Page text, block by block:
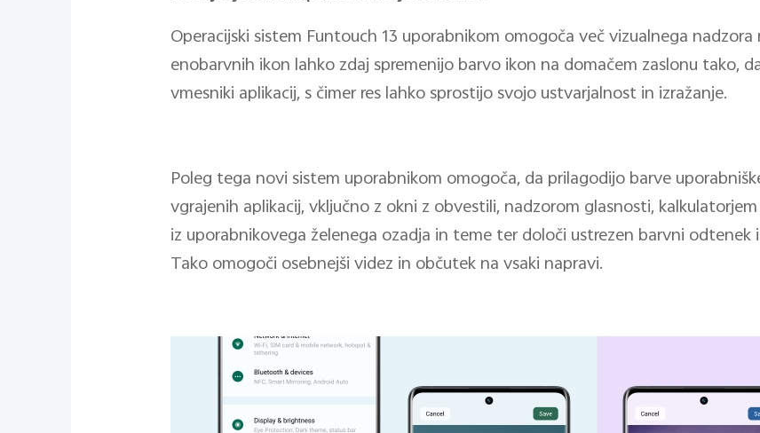
Operacijski sistem Funtouch 13 uporabnikom omogoča več vizualnega
enobarvnih ikon lahko zdaj spremenijo barvo ikon na domačem zaslonu tako,
vmesniki aplikacij, s čimer res lahko sprostijo svojo ustvarjalnost in izražanje.
Poleg tega novi sistem uporabnikom omogoča, da prilagodijo barve
vgrajenih aplikacij, vključno z okni z obvestili, nadzorom glasnosti,
iz uporabnikovega želenega ozadja in teme ter določi ustrezen barvni odtenek
Tako omogoči osebnejši videz in občutek na vsaki napravi.